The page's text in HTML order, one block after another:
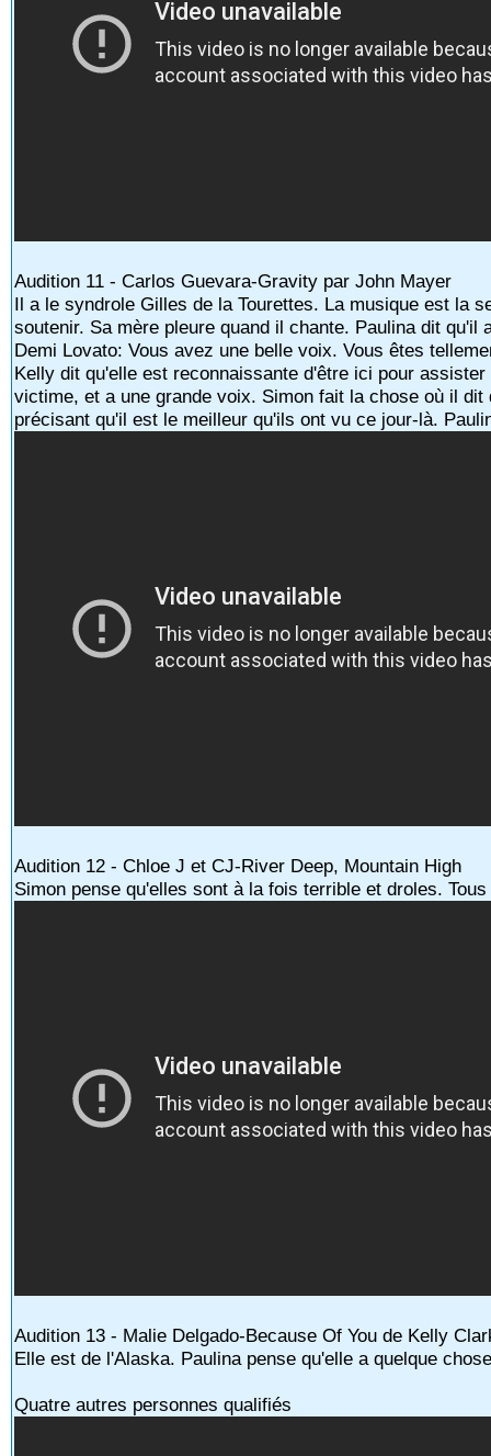
Audition 11 - Carlos Guevara-Gravity par John Mayer
Il a le syndrole Gilles de la Tourettes. La musique est la
soutenir. Sa mère pleure quand il chante. Paulina dit qu'il
Demi Lovato: Vous avez une belle voix. Vous êtes
Kelly dit qu'elle est reconnaissante d'être ici pour
victime, et a une grande voix. Simon fait la chose où il
précisant qu'il est le meilleur qu'ils ont vu ce jour-là.
Audition 12 - Chloe J et CJ-River Deep, Mountain High
Simon pense qu'elles sont à la fois terrible et droles.
Audition 13 - Malie Delgado-Because Of You de Kelly
Elle est de l'Alaska. Paulina pense qu'elle a quelque
Quatre autres personnes qualifiés